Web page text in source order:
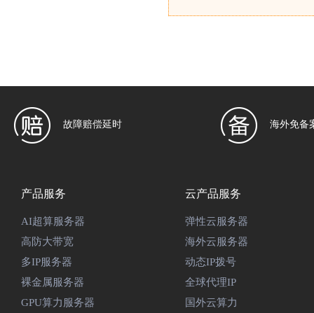
故障赔偿延时 海外免备
产品服务
AI超算服务器
高防大带宽
多IP服务器
裸金属服务器
GPU算力服务器
云产品服务
弹性云服务器
海外云服务器
动态IP拨号
全球代理IP
国外云算力